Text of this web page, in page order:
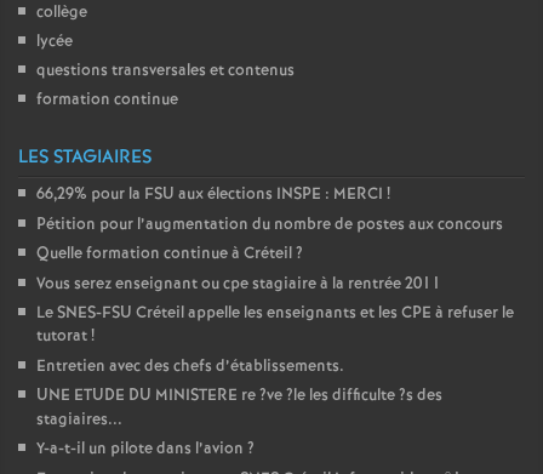
collège
lycée
questions transversales et contenus
formation continue
LES STAGIAIRES
66,29% pour la FSU aux élections INSPE : MERCI !
Pétition pour l’augmentation du nombre de postes aux concours
Quelle formation continue à Créteil?
Vous serez enseignant ou cpe stagiaire à la rentrée 2011
LeSNES-FSU Créteil appelle les enseignants et les CPE à refuser le
tutorat!
Entretien avec des chefs d’établissements.
UNE ETUDE DU MINISTERE re?ve?le les difficulte?s des
stagiaires...
Y-a-t-il un pilote dans l’avion ?